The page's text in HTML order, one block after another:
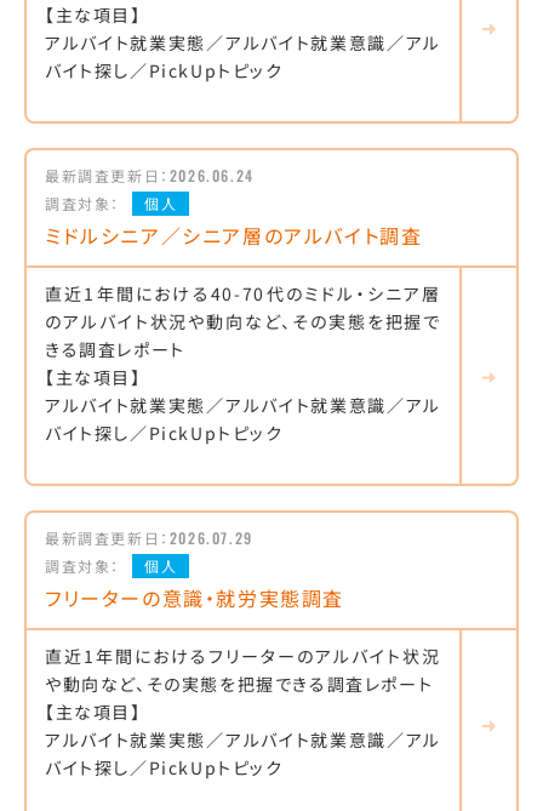
【主な項目】
アルバイト就業実態／アルバイト就業意識／アル
バイト探し／PickUpトピック
最新調査更新日： 2026.06.24
調査対象：
個人
ミドルシニア／シニア層のアルバイト調査
直近1年間における40-70代のミドル・シニア層
のアルバイト状況や動向など、その実態を把握で
きる調査レポート
【主な項目】
アルバイト就業実態／アルバイト就業意識／アル
バイト探し／PickUpトピック
最新調査更新日： 2026.07.29
調査対象：
個人
フリーターの意識・就労実態調査
直近1年間におけるフリーターのアルバイト状況
や動向など、その実態を把握できる調査レポート
【主な項目】
アルバイト就業実態／アルバイト就業意識／アル
バイト探し／PickUpトピック